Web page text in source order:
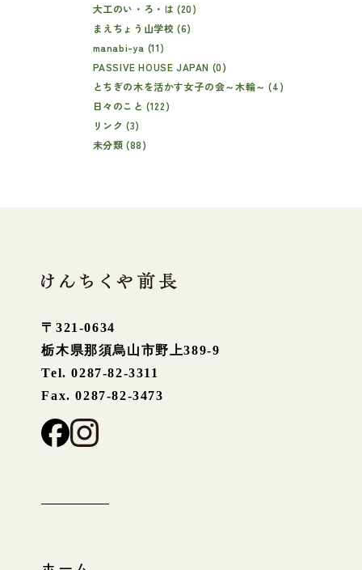
大工のい・ろ・は (20)
まえちょう山学校 (6)
manabi-ya (11)
PASSIVE HOUSE JAPAN (0)
とちぎの木を活かす女子の会～木輪～ (4)
日々のこと (122)
リンク (3)
未分類 (88)
〒321-0634
栃木県那須烏山市野上389-9
Tel. 0287-82-3311
Fax. 0287-82-3473